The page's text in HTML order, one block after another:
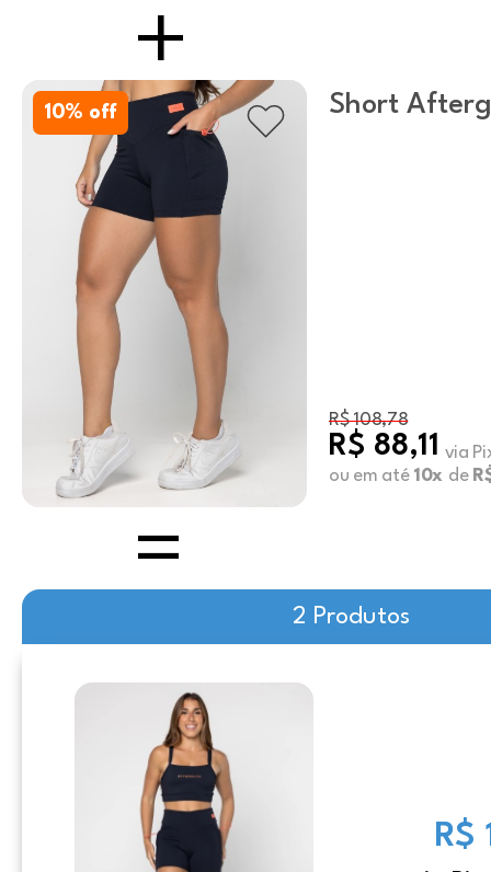
10% off Short
R$ 108,78
R$ 88,11 via
ou em até 10x de
2 Produtos
R$